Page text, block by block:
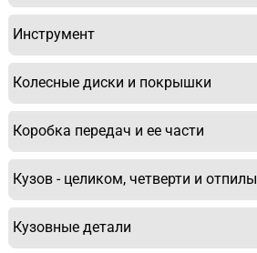
Инструмент
Колесные диски и покрышки
Коробка передач и ее части
Кузов - целиком, четверти и отпилы
Кузовные детали